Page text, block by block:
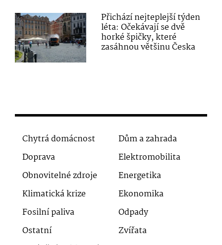
Přichází nejteplejší týden
léta: Očekávají se dvě
horké špičky, které
zasáhnou většinu Česka
Chytrá domácnost
Dům a zahrada
Doprava
Elektromobilita
Obnovitelné zdroje
Energetika
Klimatická krize
Ekonomika
Fosilní paliva
Odpady
Ostatní
Zvířata